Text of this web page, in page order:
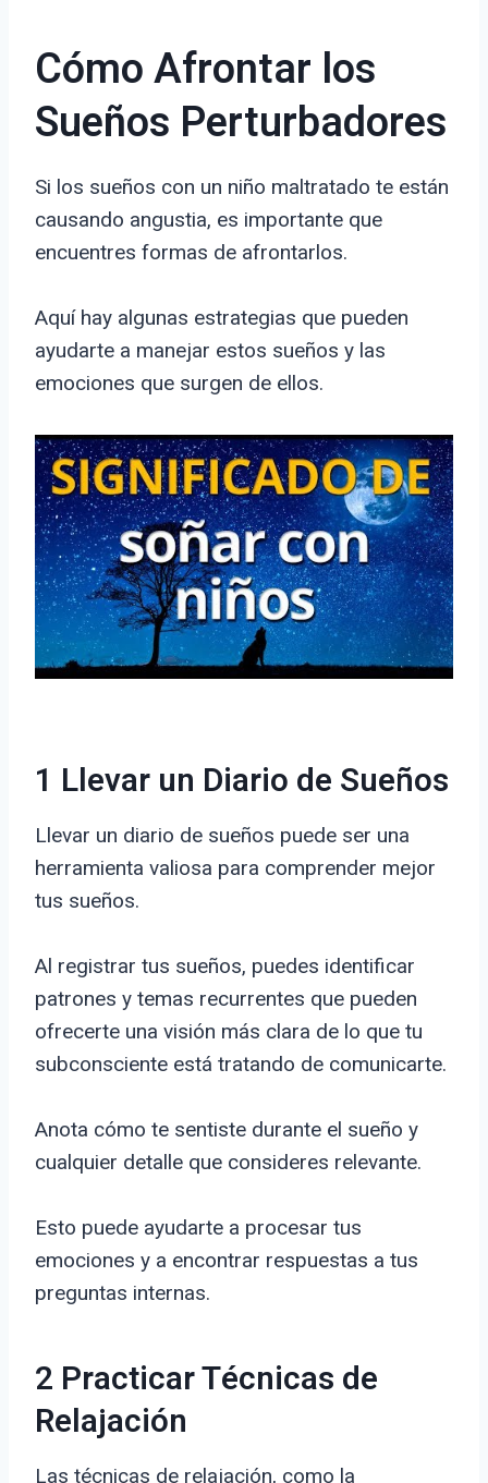
Cómo Afrontar los
Sueños Perturbadores
Si los sueños con un niño maltratado te están
causando angustia, es importante que
encuentres formas de afrontarlos.
Aquí hay algunas estrategias que pueden
ayudarte a manejar estos sueños y las
emociones que surgen de ellos.
1 Llevar un Diario de Sueños
Llevar un diario de sueños puede ser una
herramienta valiosa para comprender mejor
tus sueños.
Al registrar tus sueños, puedes identificar
patrones y temas recurrentes que pueden
ofrecerte una visión más clara de lo que tu
subconsciente está tratando de comunicarte.
Anota cómo te sentiste durante el sueño y
cualquier detalle que consideres relevante.
Esto puede ayudarte a procesar tus
emociones y a encontrar respuestas a tus
preguntas internas.
2 Practicar Técnicas de
Relajación
Las técnicas de relajación, como la